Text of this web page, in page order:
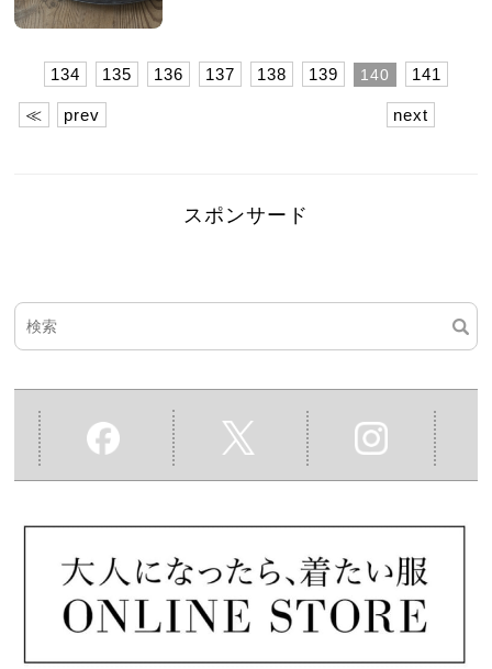
≪ prev
134 135 136 137 138 139 140 141
next
スポンサード